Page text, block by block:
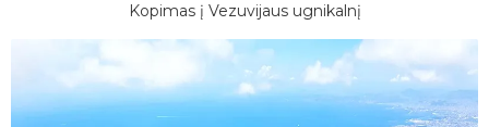
Kopimas į Vezuvijaus ugnikalnį